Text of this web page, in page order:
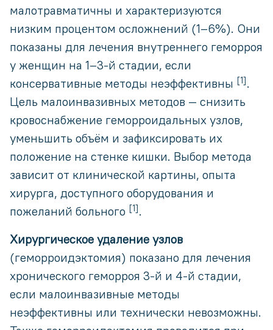
малотравматичны и характеризуются
низким процентом осложнений (1–6%). Они
показаны для лечения внутреннего геморроя
у женщин на 1–3-й стадии, если
консервативные методы неэффективны [1].
Цель малоинвазивных методов — снизить
кровоснабжение геморроидальных узлов,
уменьшить объём и зафиксировать их
положение на стенке кишки. Выбор метода
зависит от клинической картины, опыта
хирурга, доступного оборудования и
пожеланий больного [1].
Хирургическое удаление узлов
(геморроидэктомия) показано для лечения
хронического геморроя 3-й и 4-й стадии,
если малоинвазивные методы
неэффективны или технически невозможны.